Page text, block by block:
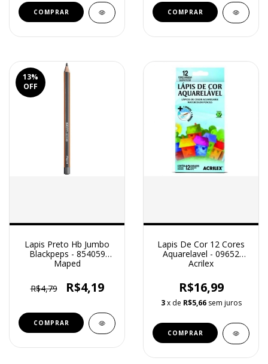
13%
OFF
Lapis Preto Hb Jumbo
Blackpeps - 854059
Maped
R$4,79 R$4,19
Lapis De Cor 12 Cores
Aquarelavel - 09652
Acrilex
R$16,99
3 x de R$5,66 sem juros